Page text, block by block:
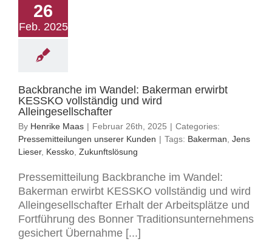
26
Feb. 2025
Backbranche im Wandel: Bakerman erwirbt
KESSKO vollständig und wird
Alleingesellschafter
By Henrike Maas | Februar 26th, 2025 | Categories:
Pressemitteilungen unserer Kunden | Tags: Bakerman Jens
Lieser, Kessko Zukunftslösung
Pressemitteilung Backbranche im Wandel:
Bakerman erwirbt KESSKO vollständig und wird
Alleingesellschafter Erhalt der Arbeitsplätze und
Fortführung des Bonner Traditionsunternehmens
gesichert Übernahme [...]